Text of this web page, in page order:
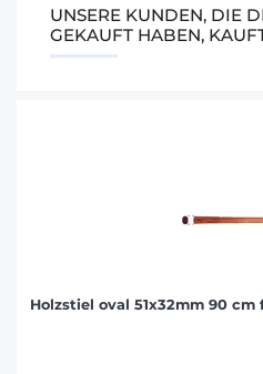
UNSERE KUNDEN, DIE
GEKAUFT HABEN,
Holzstiel oval 51x32mm 90